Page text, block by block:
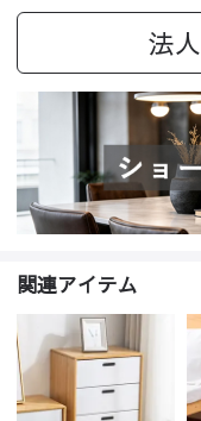
法
関連アイテム